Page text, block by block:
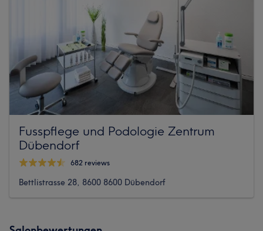
Fusspflege und Podologie Zentrum
Dübendorf
682 reviews
Bettlistrasse 28, 8600 8600 Dübendorf